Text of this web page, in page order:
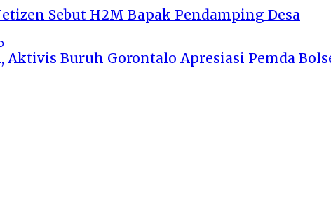
Sebut H2M Bapak Pendamping Desa
Aktivis Buruh Gorontalo Apresiasi Pemda